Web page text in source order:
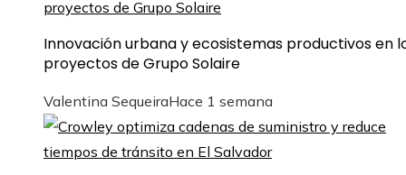
Innovación urbana y ecosistemas productivos en
proyectos de Grupo Solaire
Valentina SequeiraHace 1 semana